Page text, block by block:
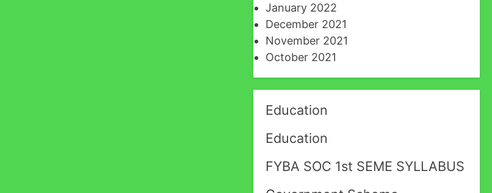
January 2022
December 2021
November 2021
October 2021
Education
Education
FYBA SOC 1st SEME SYLLABUS